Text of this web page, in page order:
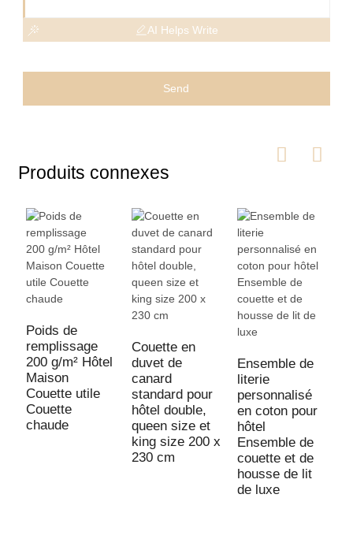
AI Helps Write
Send
Produits connexes
Poids de
remplissage
200 g/m² Hôtel
Maison
Couette utile
Couette
chaude
Couette en
duvet de
canard
standard pour
hôtel double,
queen size et
king size 200 x
230 cm
Ensemble de
literie
personnalisé
en coton pour
hôtel
Ensemble de
couette et de
housse de lit
de luxe